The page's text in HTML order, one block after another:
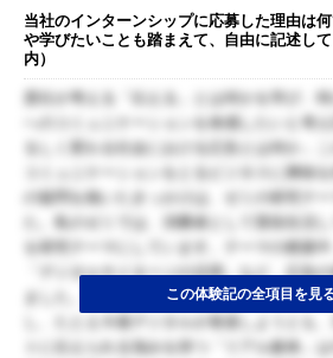
当社のインターンシップに応募した理由は
や学びたいことも踏まえて、自由に記述し
内）
貴社が考える「伝える」とは何かを学び、
へのコミュニケーションを体感したいと考
るしく変わる社会における広告とは何か」
コミュニケーションをとるビジネスに興味
の疑問を抱いたきっかけは、ゼミの研究テ
た。私のゼミでは、消費者として普段生活
を研究テーマにしています。テーマの模索
「デジタルサイネージの活用」など、広告
ました。この頃から、広告の在り方に興味
し、たとえ今後デジタルが発達しようとも
トに伝えられる強みを持つ「リアル媒体」
この体験記の全項目を見